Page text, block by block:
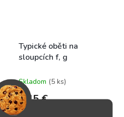
Typické oběti na
sloupcích f, g
Skladom (5 ks)
9,45 €